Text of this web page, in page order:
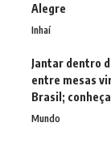
Alegre
Inhaí
Jantar dentro
entre mesas
Brasil; conheça
Mundo